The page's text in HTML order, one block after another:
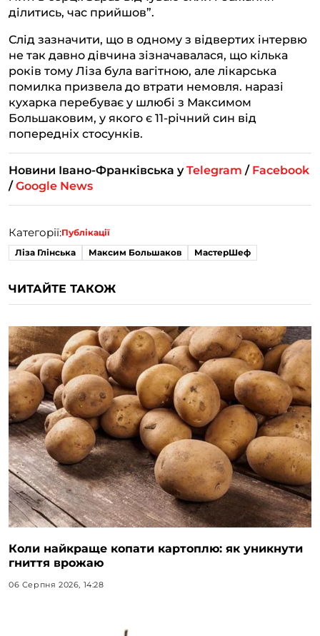
ділитись, час прийшов”.
Слід зазначити, що в одному з відвертих інтервю
не так давно дівчина зізначавалася, що кілька
років тому Ліза була вагітною, але лікарська
помилка призвела до втрати немовля. наразі
кухарка перебуває у шлюбі з Максимом
Большаковим, у якого є 11-річний син від
попередніх стосунків.
Новини Івано-Франківська уTelegram / Facebook
/Google News
Категорії:Публікації
Ліза Глінська
Максим Большаков МастерШеф
ЧИТАЙТЕ ТАКОЖ
Коли найкраще копати картоплю: як уникнути
гниття врожаю
06 Серпня 2026, 14:28